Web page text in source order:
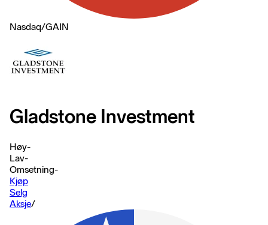
Nasdaq/GAIN
Gladstone Investment
Høy-
Lav-
Omsetning-
Kjøp
Selg
Aksje/